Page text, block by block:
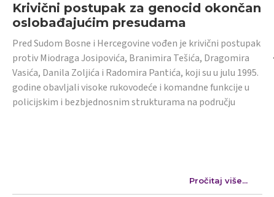
Krivični postupak za genocid okončan
oslobađajućim presudama
Pred Sudom Bosne i Hercegovine vođen je krivični postupak
protiv Miodraga Josipovića, Branimira Tešića, Dragomira
Vasića, Danila Zoljića i Radomira Pantića, koji su u julu 1995.
godine obavljali visoke rukovodeće i komandne funkcije u
policijskim i bezbjednosnim strukturama na području
Pročitaj više...